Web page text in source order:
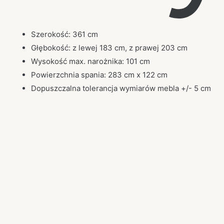
Szerokość: 361 cm
Głębokość: z lewej 183 cm, z prawej 203 cm
Wysokość max. narożnika: 101 cm
Powierzchnia spania: 283 cm x 122 cm
Dopuszczalna tolerancja wymiarów mebla +/- 5 cm